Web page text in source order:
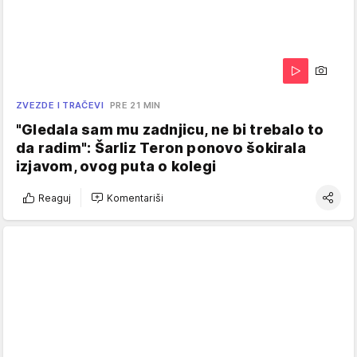
ZVEZDE I TRAČEVI PRE 21 MIN
"Gledala sam mu zadnjicu, ne bi trebalo to
da radim": Šarliz Teron ponovo šokirala
izjavom, ovog puta o kolegi
Reaguj Komentariši